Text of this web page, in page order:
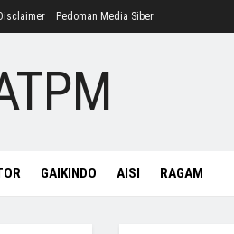
Disclaimer Pedoman Media Siber
GAIKINDO AISI RAGAM